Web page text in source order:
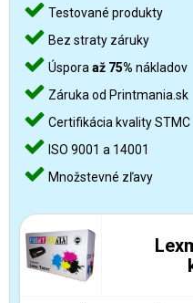
Testované produkty
Bez straty záruky
Úspora až 75% nákladov
Záruka od Printmania.sk
Certifikácia kvality STMC
ISO 9001 a 14001
Množstevné zľavy